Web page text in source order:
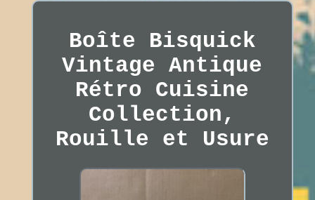
Boîte Bisquick
Vintage Antique
Rétro Cuisine
Collection,
Rouille et Usure